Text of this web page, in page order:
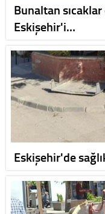
Bunaltan
Eskişehir'i…
Eskişehir'de